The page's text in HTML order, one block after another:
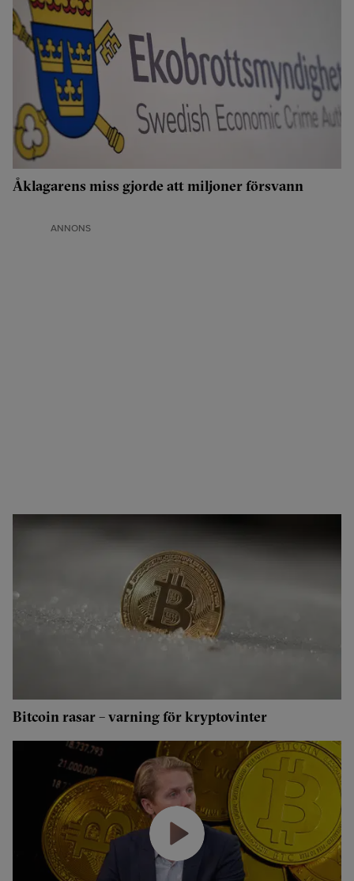
Åklagarens miss gjorde att miljoner försvann
ANNONS
Bitcoin rasar – varning för kryptovinter